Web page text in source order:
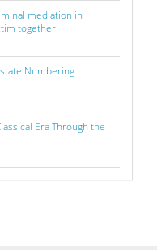
mediation in
together
Numbering
Era Through the